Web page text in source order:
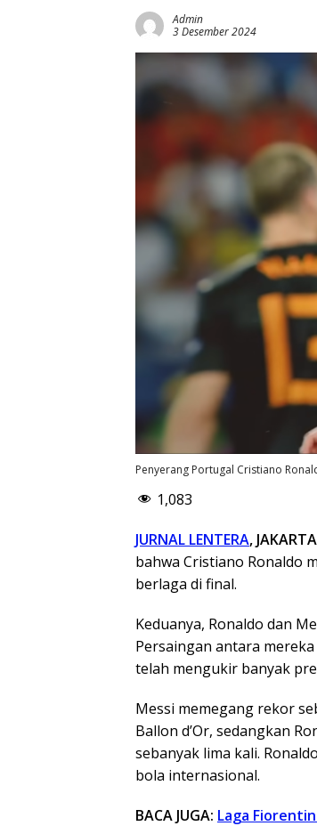
Admin
3 Desember 2024
Penyerang Portugal Cristiano
1,083
JURNAL LENTERA,
bahwa Cristiano Ronaldo
berlaga di final.
Keduanya, Ronaldo dan
Persaingan antara
telah mengukir banyak
Messi memegang rekor
Ballon d’Or, sedangkan
sebanyak lima kali.
bola internasional.
BACA JUGA: Laga